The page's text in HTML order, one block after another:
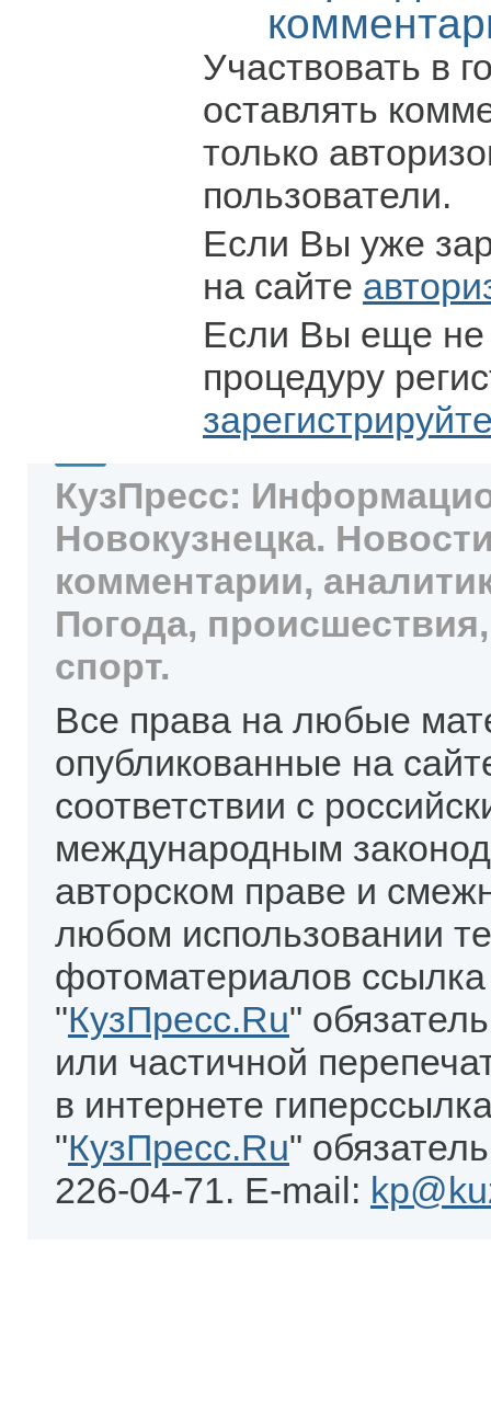
Участвовать в
оставлять
только
пользователи.
Если Вы уже
на сайте
Если Вы еще не
процедуру
КузПресс:
Новокузнецка.
комментарии,
Погода,
спорт.
Все права на любые
опубликованные на
соответствии с
международным
авторском праве и
любом использовании
фотоматериалов
"КузПресс.Ru"
или частичной
в интернете
"КузПресс.Ru"
226-04-71. E-mail: